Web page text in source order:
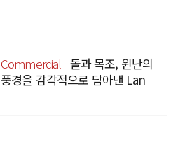
Commercial 돌과 목조, 윈난의
풍경을 감각적으로 담아낸 Lan